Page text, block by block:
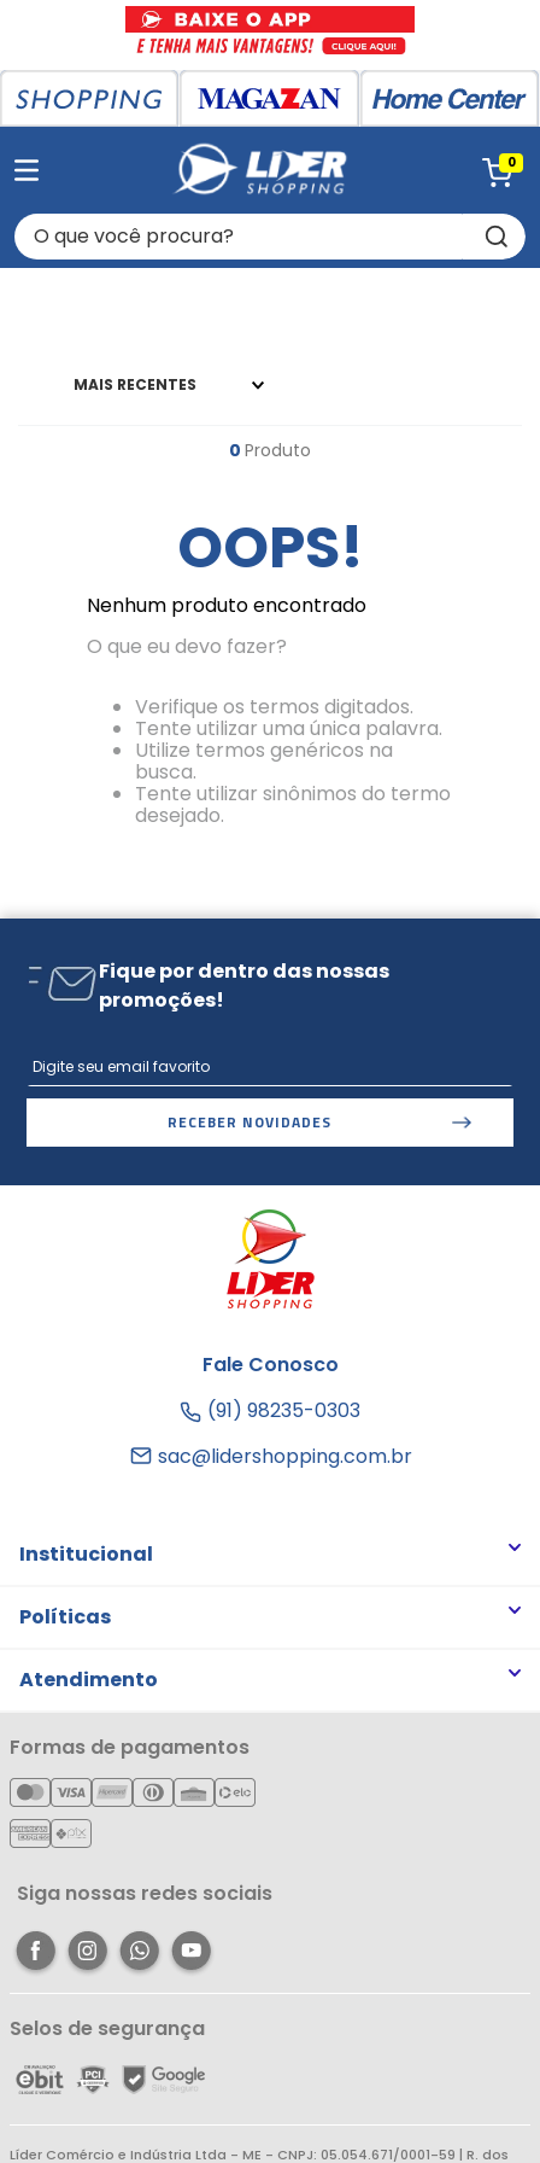
0
O que você procura?
MAIS RECENTES
0 Produto
OOPS!
Nenhum produto encontrado
O que eu devo fazer?
Verifique os termos digitados.
Tente utilizar uma única palavra.
Utilize termos genéricos na
busca.
Tente utilizar sinônimos do termo
desejado.
Fique por dentro das nossas
promoções!
RECEBER NOVIDADES
Fale Conosco
(91) 98235-0303
sac@lidershopping.com.br
Institucional
Quem somos
Notícias
Cartão Líderzan
Políticas
Trocas e Devoluções
Política de Privacidade
Política de Entrega
Política de Reembolso
Atendimento
Minha Conta
Meus Pedidos
Meus Favoritos
Central de Atendimento
Formas de pagamentos
Siga nossas redes sociais
Selos de segurança
Líder Comércio e Indústria Ltda - ME - CNPJ: 05.054.671/0001-59 | R. dos